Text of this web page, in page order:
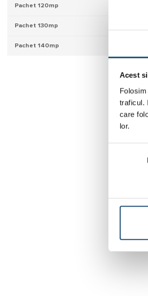
Acest
traficul.
care
lor.
Pachet 120mp
Pachet 130mp
Pachet 140mp